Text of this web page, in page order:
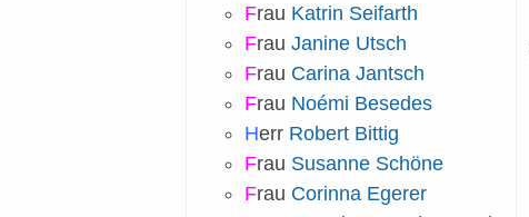
Frau Katrin Seifarth
Frau Janine Utsch
Frau Carina Jantsch
Frau Noémi Besedes
Herr Robert Bittig
Frau Susanne Schöne
Frau Corinna Egerer